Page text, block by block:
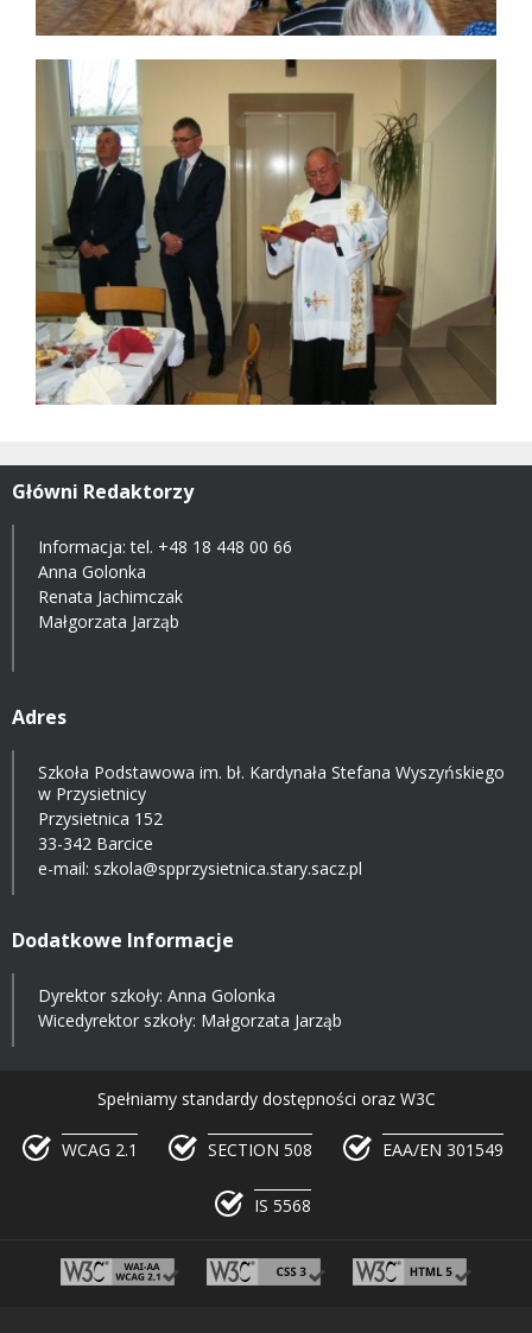
Główni Redaktorzy
Informacja: tel. +48 18 448 00 66
Anna Golonka
Renata Jachimczak
Małgorzata Jarząb
Adres
Szkoła Podstawowa im. bł. Kardynała Stefana Wyszyńskiego
w Przysietnicy
Przysietnica 152
33-342 Barcice
e-mail: szkola@spprzysietnica.stary.sacz.pl
Dodatkowe Informacje
Dyrektor szkoły: Anna Golonka
Wicedyrektor szkoły: Małgorzata Jarząb
Spełniamy standardy dostępności oraz W3C
WCAG 2.1 SECTION 508 EAA/EN 301549
IS 5568